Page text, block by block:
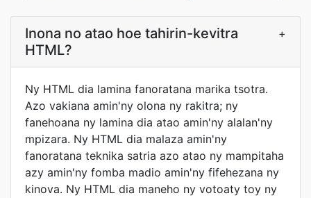
Inona no atao hoe tahirin-kevitra
HTML?
+
Ny HTML dia lamina fanoratana marika tsotra.
Azo vakiana amin'ny olona ny rakitra; ny
fanehoana ny lamina dia atao amin'ny alalan'ny
mpizara. Ny HTML dia malaza amin'ny
fanoratana teknika satria azo atao ny mampitaha
azy amin'ny fomba madio amin'ny fifehezana ny
kinova. Ny HTML dia maneho ny votoaty toy ny